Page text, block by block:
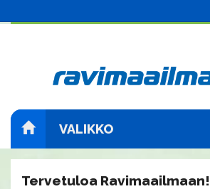
VALIKKO
Tervetuloa Ravimaailmaan!